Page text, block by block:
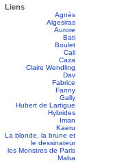
Liens
Agnès
Algesiras
Aurore
Bati
Boulet
Cali
Caza
Claire Wendling
Dav
Fabrice
Fanny
Gally
Hubert de Lartigue
Hybrides
Iman
Kaeru
La blonde, la brune et
le dessinateur
les Monstres de Paris
Maba